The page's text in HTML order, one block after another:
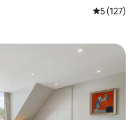
औसत रेटिंग 5
5 (127)